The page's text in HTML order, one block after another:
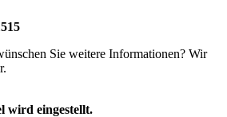
Sie weitere Informationen? Wir
wird eingestellt.